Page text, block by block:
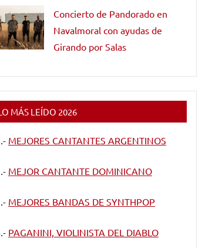
Concierto de Pandorado en
Navalmoral con ayudas de
Girando por Salas
MÁS LEÍDO 2026
MEJORES CANTANTES ARGENTINOS
MEJOR CANTANTE DOMINICANO
MEJORES BANDAS DE SYNTHPOP
PAGANINI, VIOLINISTA DEL DIABLO